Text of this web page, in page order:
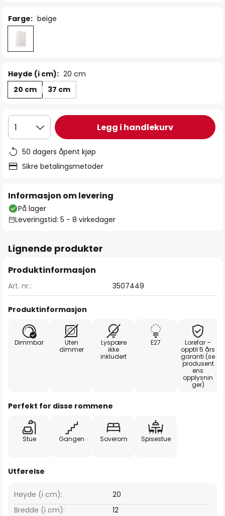
Farge: beige
Høyde (i cm): 20 cm
20 cm
37 cm
1 Legg i handlekurv
50 dagers åpent kjøp
Sikre betalingsmetoder
Informasjon om levering
På lager
Leveringstid: 5 - 8 virkedager
Lignende produkter
Produktinformasjon
Art. nr.: 3507449
Produktinformasjon
Dimmbar
Uten
dimmer
Lyspære
ikke
inkludert
E27
Lorefar –
opptil 5 års
garanti (se
produsent
ens
opplysnin
ger)
Perfekt for disse rommene
Stue Gangen Soverom Spisestue
Utførelse
Bredde (i cm): 12
Høyde (i cm): 20